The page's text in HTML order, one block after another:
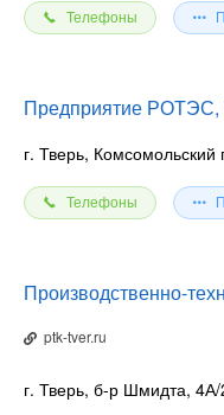
Телефоны
Предприятие
г. Тверь, Комсомольский
Телефоны
Производственно-
ptk-tver.ru
г. Тверь, б-р Шмидта, 4А/